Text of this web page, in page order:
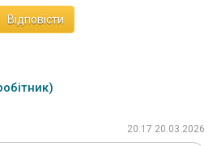
Відповісти
20:17 20.03.2026